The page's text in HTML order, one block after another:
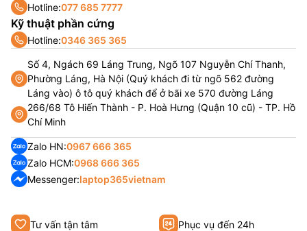
Tư vấn tận tâm
Phục vụ đến 24h
Hotline:077 685 7777
Kỹ thuật phần cứng
Hotline:0346 365 365
Số 4, Ngách 69 Láng Trung, Ngõ 107 Nguyễn Chí Thanh,
Phường Láng, Hà Nội (Quý khách đi từ ngõ 562 đường
Láng vào) ô tô quý khách để ở bãi xe 570 đường Láng
266/68 Tô Hiến Thành - P. Hoà Hưng (Quận 10 cũ) - TP. Hồ
Chí Minh
Zalo HN:0967 666 365
Zalo HCM:0968 666 365
Messenger:laptop365vietnam